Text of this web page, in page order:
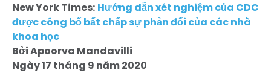
New York Times: Hướng dẫn xét nghiệm của CDC
được công bố bất chấp sự phản đối của các nhà
khoa học
Bởi Apoorva Mandavilli
Ngày 17 tháng 9 năm 2020